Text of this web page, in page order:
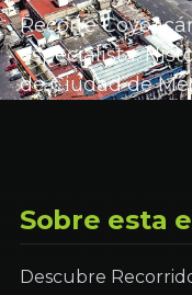
Recorre
especialista.
de Ciudad de
Sobre esta
Descubre